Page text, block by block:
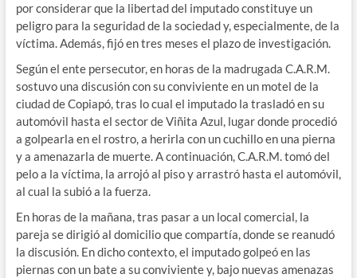
por considerar que la libertad del imputado constituye un
peligro para la seguridad de la sociedad y, especialmente, de la
víctima. Además, fijó en tres meses el plazo de investigación.
Según el ente persecutor, en horas de la madrugada C.A.R.M.
sostuvo una discusión con su conviviente en un motel de la
ciudad de Copiapó, tras lo cual el imputado la trasladó en su
automóvil hasta el sector de Viñita Azul, lugar donde procedió
a golpearla en el rostro, a herirla con un cuchillo en una pierna
y a amenazarla de muerte. A continuación, C.A.R.M. tomó del
pelo a la víctima, la arrojó al piso y arrastró hasta el automóvil,
al cual la subió a la fuerza.
En horas de la mañana, tras pasar a un local comercial, la
pareja se dirigió al domicilio que compartía, donde se reanudó
la discusión. En dicho contexto, el imputado golpeó en las
piernas con un bate a su conviviente y, bajo nuevas amenazas